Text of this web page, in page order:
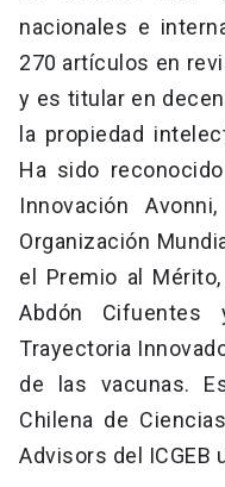
nacionales e
270 artículos en
y es titular en
la propiedad
Ha sido
Innovación
Organización
el Premio al
Abdón
Trayectoria
de las vacunas.
Chilena de
Advisors del ICGEB